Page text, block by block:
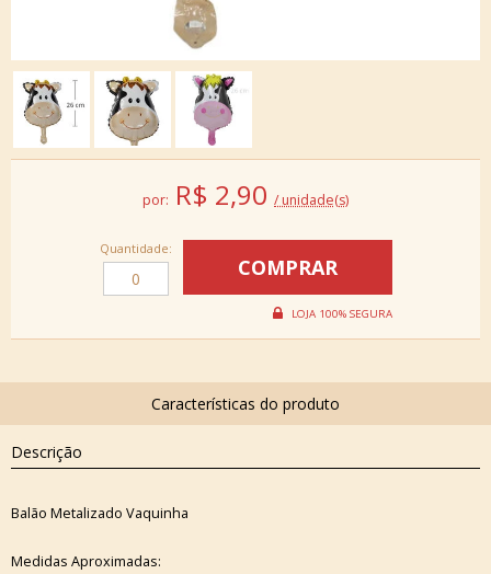
por: R$ 2,90 / unidade(s)
Quantidade:
Descrição
Balão Metalizado Vaquinha
Medidas Aproximadas: